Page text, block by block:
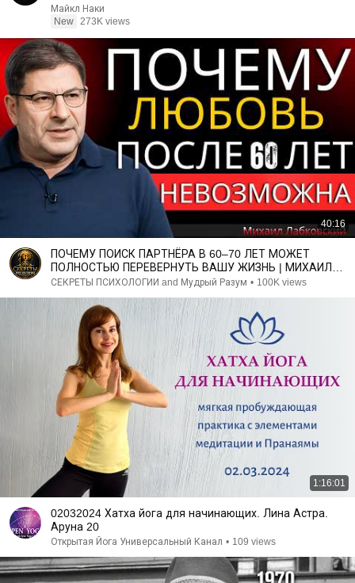
ВОЙНА/ ГОРЯТ НПЗ
Майкл Наки
New 273K views
40:16
ПОЧЕМУ ПОИСК ПАРТНЁРА В 60–70 ЛЕТ МОЖЕТ
ПОЛНОСТЬЮ ПЕРЕВЕРНУТЬ ВАШУ ЖИЗНЬ | МИХАИЛ
ЛАБКОВСКИЙ
СЕКРЕТЫ ПСИХОЛОГИИ and Мудрый Разум • 100K views
1:16:01
02032024 Хатха йога для начинающих. Лина Астра.
Аруна 20
Открытая Йога Универсальный Канал • 109 views